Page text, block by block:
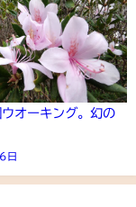
オーキング。幻の
日